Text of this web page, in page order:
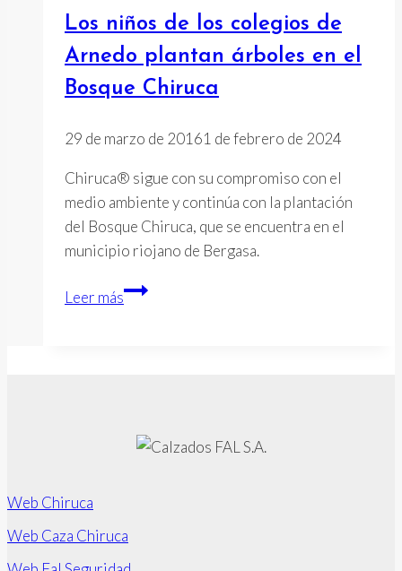
de
WWF/España
para
la
de
su
actividad
Los niños de los colegios de
Arnedo plantan árboles en el
Bosque Chiruca
29 de marzo de 20161 de febrero de 2024
Chiruca® sigue con su compromiso con el
medio ambiente y continúa con la plantación
del Bosque Chiruca, que se encuentra en el
municipio riojano de Bergasa.
Leer másLos
Arnedo
plantan
el
Web Chiruca
Web Caza Chiruca